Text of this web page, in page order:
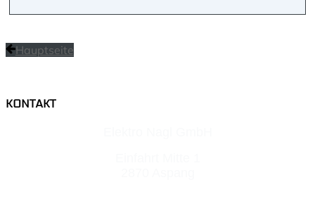
Hauptseite
KONTAKT